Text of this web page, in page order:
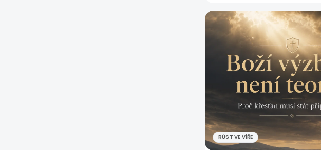
RŮST VE VÍŘE